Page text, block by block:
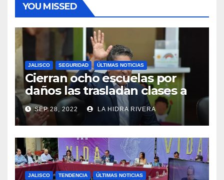
YOU MISSED
JALISCO SEGURIDAD ÚLTIMAS NOTICIAS
Cierran ocho escuelas por
daños las trasladan clases a
sedes alternas.
SEP 28, 2022 LA HIDRA RIVERA
JALISCO TENDENCIA ÚLTIMAS NOTICIAS